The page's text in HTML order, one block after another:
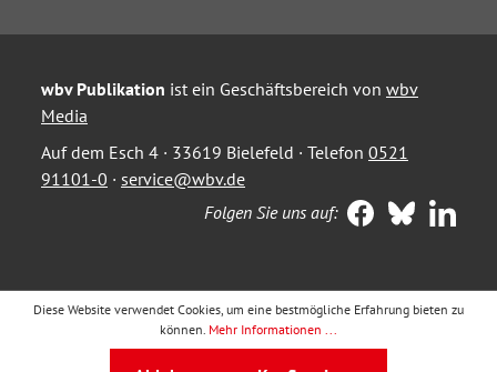
wbv Publikation ist ein Geschäftsbereich von wbv
Media
Auf dem Esch 4 · 33619 Bielefeld · Telefon 0521
91101-0 · service@wbv.de
Folgen Sie uns auf:
Diese Website verwendet Cookies, um eine bestmögliche Erfahrung bieten zu
können. Mehr Informationen ...